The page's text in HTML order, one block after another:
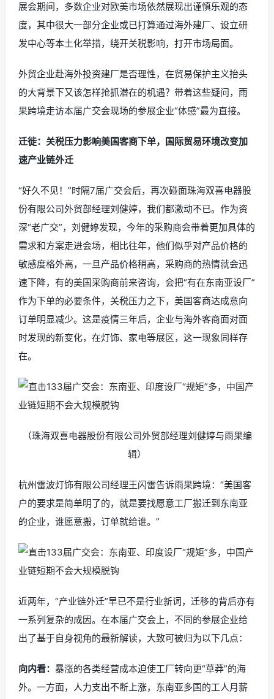
展会期间，多数企业对欧美市场依然展现出谨慎乐观的态
度，其中很大一部分企业或已打算通过海外建厂、设立研
发中心等本土化举措，绕开关税影响，打开市场局面。
外贸企业赴海外投资建厂是否理性，在贸易保护主义抬头
的大背景下又该怎样抢抓潜在的机遇？带着这些疑问，雨
果跨境走访本届广交会现场的参展企业“体感”最为直接。
迁徙：关税压力影响美国客商下单，国际贸易环境改变加
速产业链外迁
“好久不见！”时隔7届广交会后，再次碰面珠海双喜电器股
份有限公司外贸部经理刘健婷，我们都激动不已。作为资
深“老广交”，刘健婷发现，今年的采购商会带着更加具体的
需求和方案走进会场，相比往年，他们似乎对产品价格的
敏感度格外高，一旦产品价格稍高，采购商的热情就会迅
速下降，有的美国采购商前来咨询，会把“有在东南亚设厂”
作为下单的必要条件，关税压力之下，美国客商达成意向
订单明显减少。这是疫情三年后，企业与海外客商面对面
时发现的新变化，在灯饰、家电等展区，这一现象同样存
在。
（珠海双喜电器股份有限公司外贸部经理刘健婷与雨果编
辑）
杭州雷波灯饰有限公司经理王闪雷告诉雨果跨境：“美国客
户的要求是简单明了的，就是要找愿意工厂搬迁到东南亚
的企业，谁愿意搬，订单就给谁。”
近两年，“产业链外迁”早已不是行业新词，迁移的背后亦有
一系列复杂的成因。在本届广交会上，不同的参展企业给
出了基于自身视角的最新解读，大致可被归为以下几点：
向内看： 暴涨的各类经营成本迫使工厂转向更“草莽”的海
外。一方面，人力支出不断上涨，东南亚多国的工人月薪